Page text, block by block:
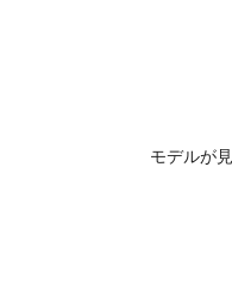
モデルが